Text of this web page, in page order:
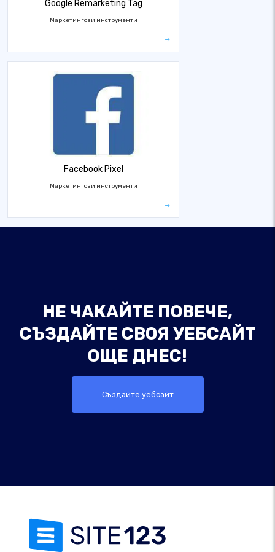
Google Remarketing Tag
Маркетингови инструменти
Facebook Pixel
Маркетингови инструменти
НЕ ЧАКАЙТЕ ПОВЕЧЕ,
СЪЗДАЙТЕ СВОЯ УЕБСАЙТ
ОЩЕ ДНЕС!
Създайте уебсайт